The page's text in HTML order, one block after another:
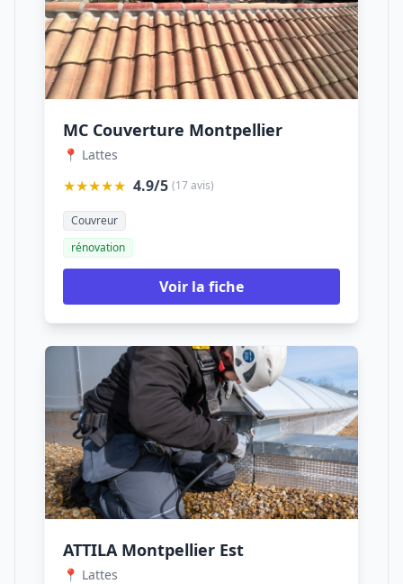
MC Couverture Montpellier
📍 Lattes
★★★★★ 4.9/5 (17 avis)
Couvreur
rénovation
Voir la fiche
ATTILA Montpellier Est
📍 Lattes